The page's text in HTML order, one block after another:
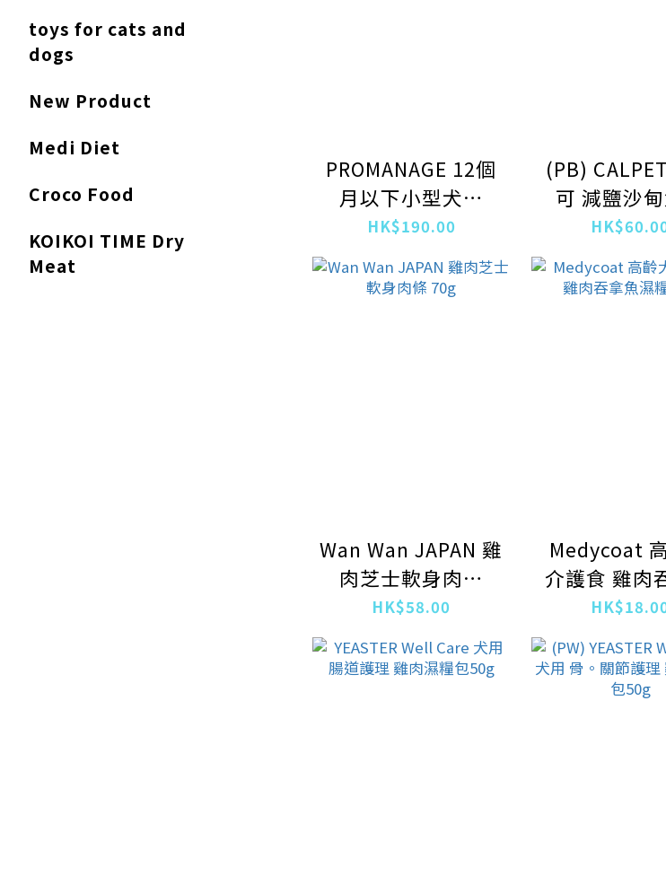
toys for cats and
dogs
New Product
Medi Diet
Croco Food
KOIKOI TIME Dry
Meat
PROMANAGE 12個
月以下小型犬用
1.7kg
HK$190.00
(PB)
可 減鹽沙
100g
Wan Wan JAPAN 雞
肉芝士軟身肉條
70g
HK$58.00
Medycoat
介護食 雞肉
濕糧